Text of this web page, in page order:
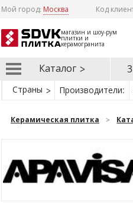
Мой город: Москва Код
магазин и шоу-рум
плитки и
керамогранита
Каталог
Страны Производители:
Керамическая плитка